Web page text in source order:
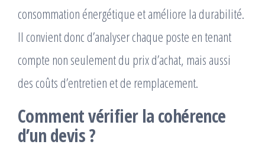
consommation énergétique et améliore la durabilité.
Il convient donc d’analyser chaque poste en tenant
compte non seulement du prix d’achat, mais aussi
des coûts d’entretien et de remplacement.
Comment vérifier la cohérence
d’un devis ?